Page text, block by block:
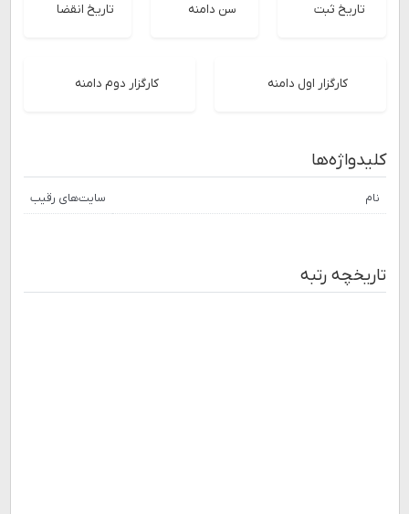
تاریخ ثبت سن دامنه تاریخ انقضا
کارگزار اول دامنه کارگزار دوم دامنه
کلیدواژه‌ها
نام سایت‌های رقیب
تاریخچه رتبه